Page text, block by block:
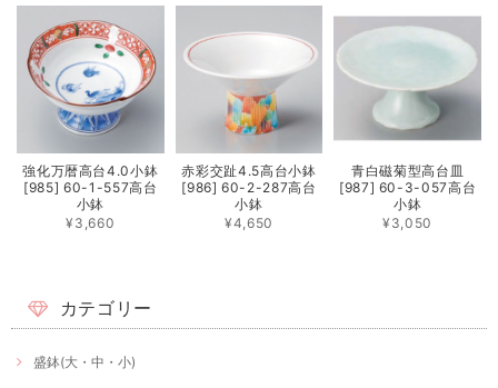
強化万暦高台4.0小鉢
[985] 60-1-557高台
小鉢
¥3,660
赤彩交趾4.5高台小鉢
[986] 60-2-287高台
小鉢
¥4,650
青白磁菊型高台皿
[987] 60-3-057高台
小鉢
¥3,050
カテゴリー
盛鉢(大・中・小)